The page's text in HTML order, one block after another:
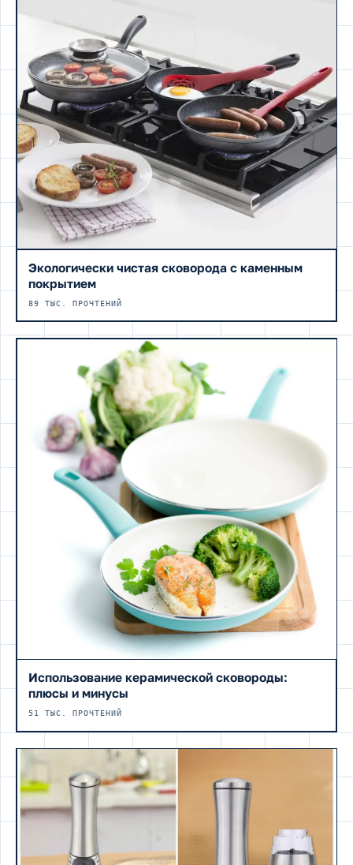
Экологически чистая сковорода с каменным
покрытием
89 ТЫС. ПРОЧТЕНИЙ
Использование керамической сковороды:
плюсы и минусы
51 ТЫС. ПРОЧТЕНИЙ